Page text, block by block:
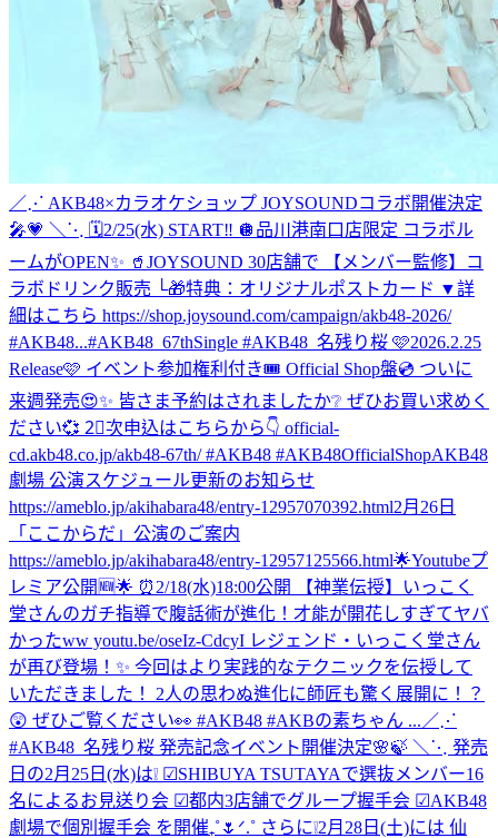
／⋰ AKB48×カラオケショップ JOYSOUNDコラボ開催決定
🎤💗 ＼⋱ 🗓️2/25(水) START‼️ 🪩品川港南口店限定 コラボル
ームがOPEN✨ 🥤JOYSOUND 30店舗で 【メンバー監修】コ
ラボドリンク販売 └🎁特典：オリジナルポストカード ▼詳
細はこちら https://shop.joysound.com/campaign/akb48-2026/
#AKB48...#AKB48_67thSingle #AKB48_名残り桜 🩷2026.2.25
Release🩷 イベント参加権利付き🎟️ Official Shop盤💿 ついに
来週発売😍✨ 皆さま予約はされましたか❔ ぜひお買い求めく
ださい💞 2⃣次申込はこちらから👇 official-
cd.akb48.co.jp/akb48-67th/ #AKB48 #AKB48OfficialShopAKB48
劇場 公演スケジュール更新のお知らせ
https://ameblo.jp/akihabara48/entry-12957070392.html2月26日
「ここからだ」公演のご案内
https://ameblo.jp/akihabara48/entry-12957125566.html🌟Youtubeプ
レミア公開🆕🌟 ⏰2/18(水)18:00公開 【神業伝授】いっこく
堂さんのガチ指導で腹話術が進化！才能が開花しすぎてヤバ
かったww youtu.be/oseIz-CdcyI レジェンド・いっこく堂さん
が再び登場！✨ 今回はより実践的なテクニックを伝授して
いただきました！ 2人の思わぬ進化に師匠も驚く展開に！？
😲 ぜひご覧ください👀 #AKB48 #AKBの素ちゃん ... ／⋰
#AKB48_名残り桜 発売記念イベント開催決定🌸🍃 ＼⋱ 発売
日の2月25日(水)は❕ ☑︎SHIBUYA TSUTAYAで選抜メンバー16
名によるお見送り会 ☑︎都内3店舗でグループ握手会 ☑︎AKB48
劇場で個別握手会 を開催₊˚🌷ᐟ.˚ さらに❕2月28日(土)には 仙